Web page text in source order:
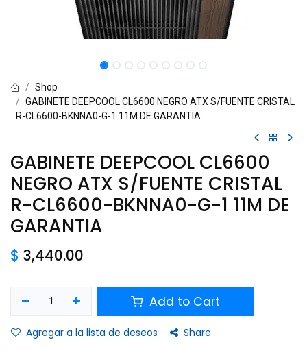
Shop
GABINETE DEEPCOOL CL6600 NEGRO ATX S/FUENTE CRISTAL
R-CL6600-BKNNA0-G-1 11M DE GARANTIA
GABINETE DEEPCOOL CL6600
NEGRO ATX S/FUENTE CRISTAL
R-CL6600-BKNNA0-G-1 11M DE
GARANTIA
$ 3,440.00
Add to Cart
Agregar a la lista de deseos Share